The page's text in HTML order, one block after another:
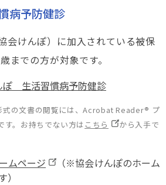
病予防健診
会けんぽ）に加入されている被保
までの方が対象です。
ぽ 生活習慣病予防健診
式の文書の閲覧には、Acrobat Reader® プ
す。お持ちでない方は こちら
から入手で
ムページ
（※協会けんぽのホーム